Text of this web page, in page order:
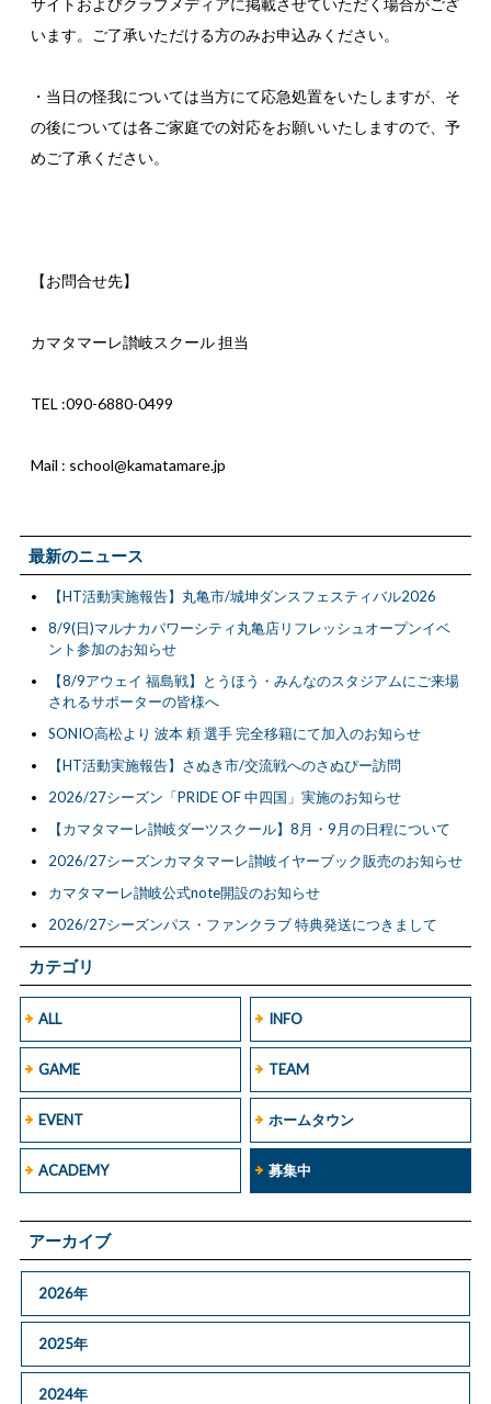
カテゴリ
ALL INFO
GAME TEAM
EVENT ホームタウン
ACADEMY 募集中
アーカイブ
2026年
2025年
2024年
います。ご了承いただける方のみお申込みください。
・当日の怪我については当方にて応急処置をいたしますが、そ
の後については各ご家庭での対応をお願いいたしますので、予
めご了承ください。
【お問合せ先】
カマタマーレ讃岐スクール 担当
TEL :090-6880-0499
Mail : school@kamatamare.jp
最新のニュース
【HT活動実施報告】丸亀市/城坤ダンスフェスティバル2026
8/9(日)マルナカパワーシティ丸亀店リフレッシュオープンイベ
ント参加のお知らせ
【8/9アウェイ 福島戦】とうほう・みんなのスタジアムにご来場
されるサポーターの皆様へ
SONIO高松より 波本 頼 選手 完全移籍にて加入のお知らせ
【HT活動実施報告】さぬき市/交流戦へのさぬぴー訪問
2026/27シーズン「PRIDE OF 中四国」実施のお知らせ
【カマタマーレ讃岐ダーツスクール】8月・9月の日程について
2026/27シーズンカマタマーレ讃岐イヤーブック販売のお知らせ
カマタマーレ讃岐公式note開設のお知らせ
2026/27シーズンパス・ファンクラブ 特典発送につきまして